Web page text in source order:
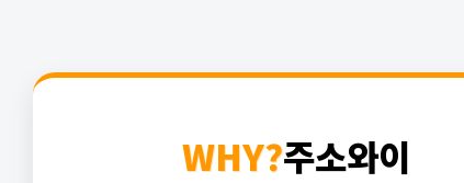
WHY?주소와이